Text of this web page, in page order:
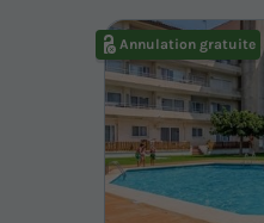
Annulation gratuite